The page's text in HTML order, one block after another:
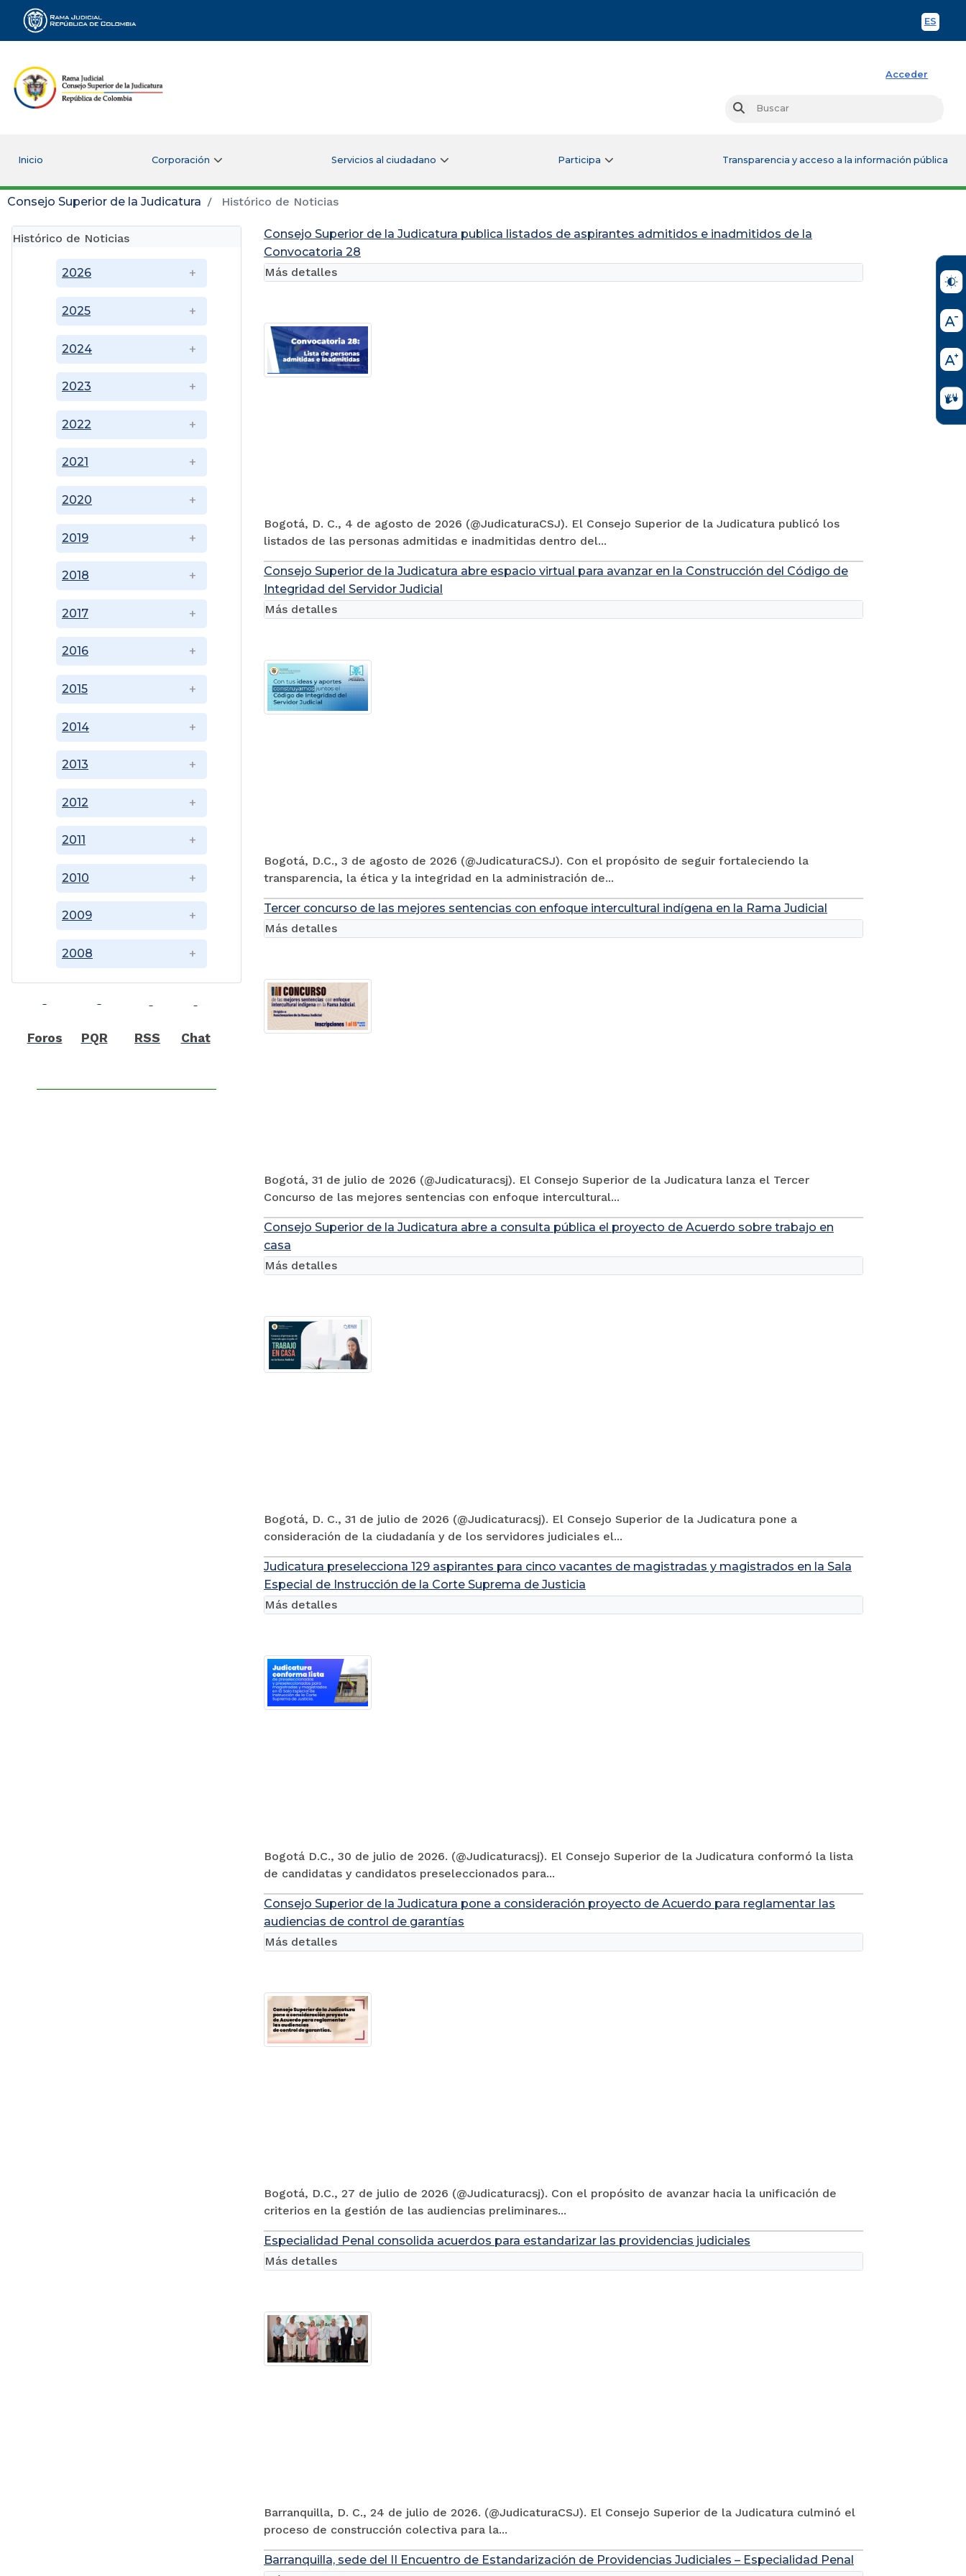
ES
Rama Judicial
Acceder
Buscar
Inicio Corporación Servicios al ciudadano Participa Transparencia y acceso a la información pública
Consejo Superior de la Judicatura Histórico de Noticias
Histórico de Noticias
2008
2009
2010
2011
2012
2013
2014
2015
2016
2017
2018
2019
2020
2021
2022
2023
2024
2025
2026
Foros PQR RSS Chat
Consejo Superior de la Judicatura publica listados de aspirantes admitidos e inadmitidos de la
Convocatoria 28
Bogotá, D. C., 4 de agosto de 2026 (@JudicaturaCSJ). El Consejo Superior de la Judicatura publicó los
listados de las personas admitidas e inadmitidas dentro del...
Más detalles
Consejo Superior de la Judicatura abre espacio virtual para avanzar en la Construcción del Código de
Integridad del Servidor Judicial
Bogotá, D.C., 3 de agosto de 2026 (@JudicaturaCSJ). Con el propósito de seguir fortaleciendo la
transparencia, la ética y la integridad en la administración de...
Más detalles
Tercer concurso de las mejores sentencias con enfoque intercultural indígena en la Rama Judicial
Bogotá, 31 de julio de 2026 (@Judicaturacsj). El Consejo Superior de la Judicatura lanza el Tercer
Concurso de las mejores sentencias con enfoque intercultural...
Más detalles
Consejo Superior de la Judicatura abre a consulta pública el proyecto de Acuerdo sobre trabajo en
casa
Bogotá, D. C., 31 de julio de 2026 (@Judicaturacsj). El Consejo Superior de la Judicatura pone a
consideración de la ciudadanía y de los servidores judiciales el...
Más detalles
Judicatura preselecciona 129 aspirantes para cinco vacantes de magistradas y magistrados en la Sala
Especial de Instrucción de la Corte Suprema de Justicia
Bogotá D.C., 30 de julio de 2026. (@Judicaturacsj). El Consejo Superior de la Judicatura conformó la lista
de candidatas y candidatos preseleccionados para...
Más detalles
Consejo Superior de la Judicatura pone a consideración proyecto de Acuerdo para reglamentar las
audiencias de control de garantías
Bogotá, D.C., 27 de julio de 2026 (@Judicaturacsj). Con el propósito de avanzar hacia la unificación de
criterios en la gestión de las audiencias preliminares...
Más detalles
Especialidad Penal consolida acuerdos para estandarizar las providencias judiciales
Barranquilla, D. C., 24 de julio de 2026. (@JudicaturaCSJ). El Consejo Superior de la Judicatura culminó el
proceso de construcción colectiva para la...
Más detalles
Barranquilla, sede del II Encuentro de Estandarización de Providencias Judiciales – Especialidad Penal